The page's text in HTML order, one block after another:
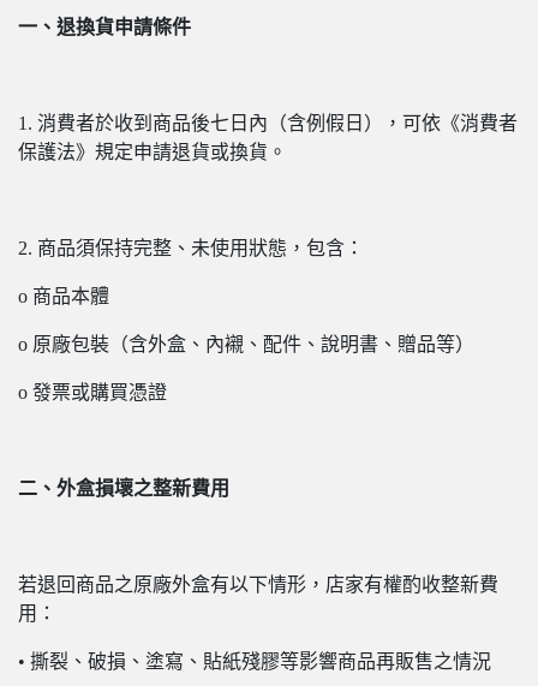
一、退換貨申請條件
1. 消費者於收到商品後七日內（含例假日），可依《消費者
保護法》規定申請退貨或換貨。
2. 商品須保持完整、未使用狀態，包含：
o 商品本體
o 原廠包裝（含外盒、內襯、配件、說明書、贈品等）
o 發票或購買憑證
二、外盒損壞之整新費用
若退回商品之原廠外盒有以下情形，店家有權酌收整新費
用：
• 撕裂、破損、塗寫、貼紙殘膠等影響商品再販售之情況